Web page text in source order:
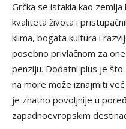
Grčka se istakla kao
kvaliteta života i
klima, bogata kultura i
posebno privlačnom za
penziju. Dodatni plus je
na more može iznajmiti
je znatno povoljnije u
zapadnoevropskim